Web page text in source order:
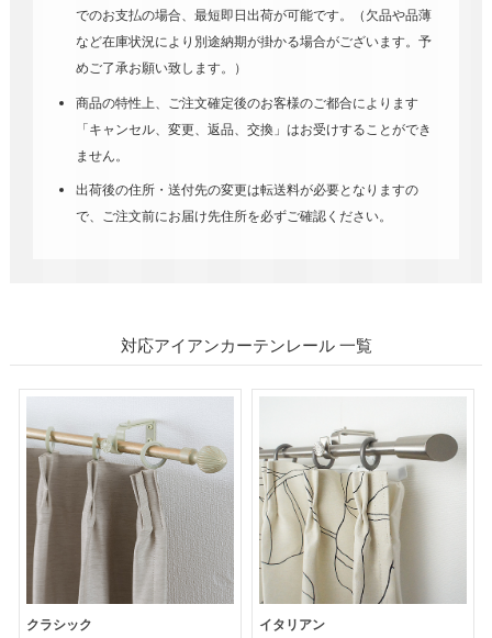
でのお支払の場合、最短即日出荷が可能です。（欠品や品薄
など在庫状況により別途納期が掛かる場合がございます。予
めご了承お願い致します。）
商品の特性上、ご注文確定後のお客様のご都合によります
「キャンセル、変更、返品、交換」はお受けすることができ
ません。
出荷後の住所・送付先の変更は転送料が必要となりますの
で、ご注文前にお届け先住所を必ずご確認ください。
対応アイアンカーテンレール 一覧
クラシック イタリアン